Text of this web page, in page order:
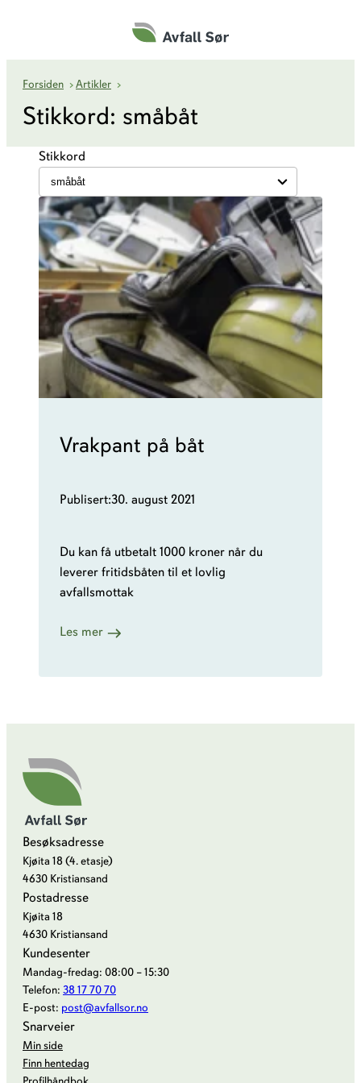
innhold
Forsiden ›Artikler ›småbåt
Stikkord: småbåt
Stikkord
Vrakpant på båt
Publisert:30. august 2021
Du kan få utbetalt 1000 kroner når du
leverer fritidsbåten til et lovlig
avfallsmottak
Les mer:
b
å
Besøksadresse
Kjøita 18 (4. etasje)
4630 Kristiansand
Postadresse
Kjøita 18
4630 Kristiansand
Kundesenter
Mandag-fredag: 08:00 – 15:30
Telefon: 38 17 70 70
E-post: post@avfallsor.no
Snarveier
Min side
Finn hentedag